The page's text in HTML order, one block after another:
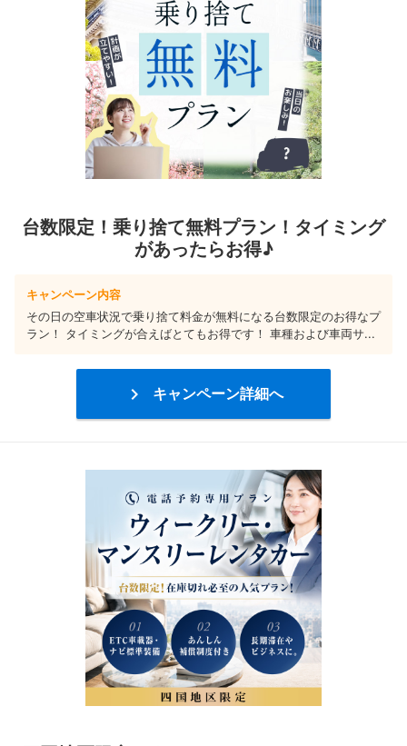
台数限定！乗り捨て無料プラン！タイミング
があったらお得♪
キャンペーン内容
その日の空車状況で乗り捨て料金が無料になる台数限定のお得なプ
ラン！ タイミングが合えばとてもお得です！ 車種および車両サ...
 キャンペーン詳細へ